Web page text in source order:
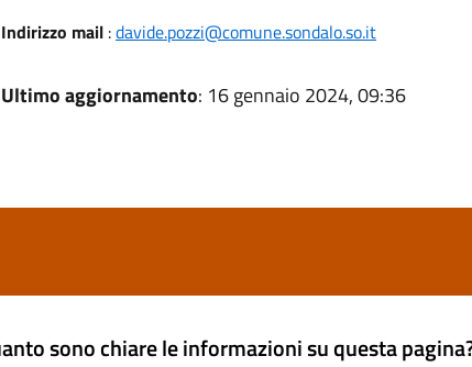
Indirizzo mail:davide.pozzi@comune.sondalo.so.it
Ultimo aggiornamento: 16 gennaio 2024, 09:36
sono chiare le informazioni su questa